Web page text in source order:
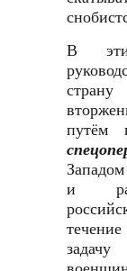
В
путём
и
задачу